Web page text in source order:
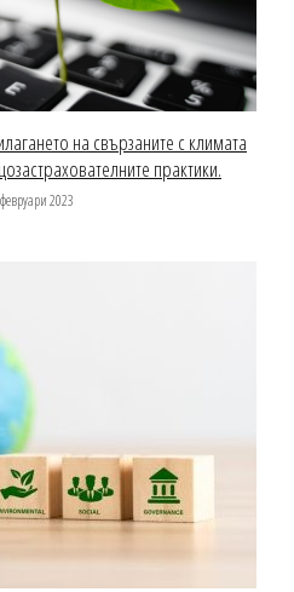
на свързаните с климата
практики.
2023